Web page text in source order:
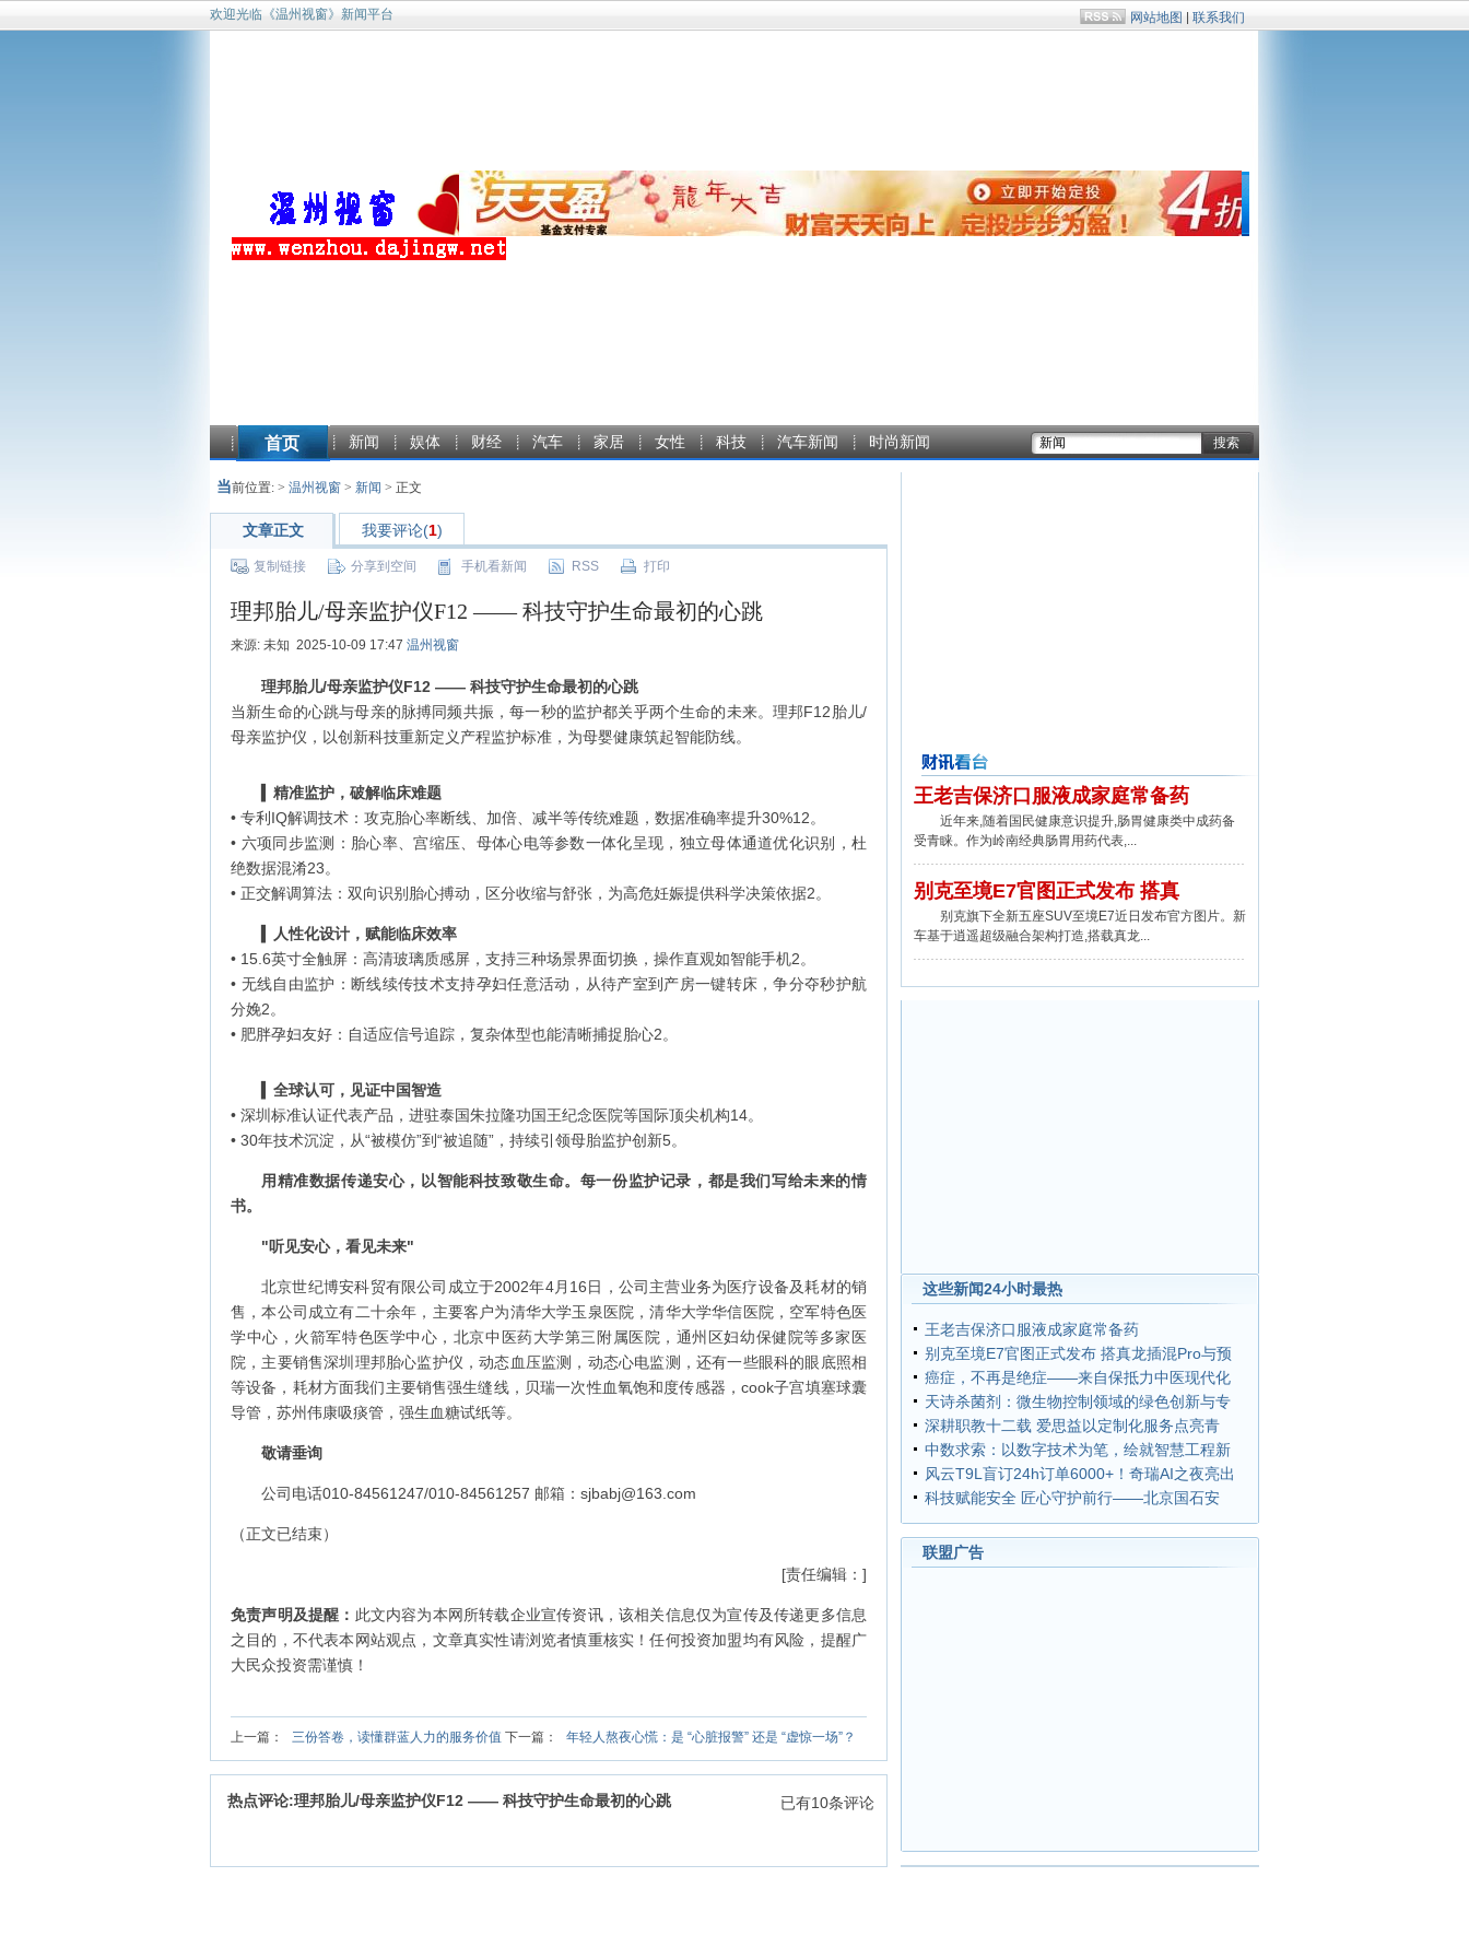
欢迎光临《温州视窗》新闻平台 网站地图 联系我们
首页 新闻 娱体 财经 汽车 家居 女性 科技 汽车新闻 时尚新闻
当前位置: > 温州视窗 > 新闻 > 正文
文章正文 我要评论(1)
复制链接 分享到空间 手机看新闻 RSS 打印
理邦胎儿/母亲监护仪F12 —— 科技守护生命最初的心跳
来源: 未知 2025-10-09 17:47 温州视窗
理邦胎儿/母亲监护仪F12 —— 科技守护生命最初的心跳
当新生命的心跳与母亲的脉搏同频共振，每一秒的监护都关乎两个生命的未来。理邦F12胎儿/
母亲监护仪，以创新科技重新定义产程监护标准，为母婴健康筑起智能防线。
精准监护，破解临床难题
• ‌专利IQ解调技术‌：攻克胎心率断线、加倍、减半等传统难题，数据准确率提升30%‌12。
• ‌六项同步监测‌：胎心率、宫缩压、母体心电等参数一体化呈现，独立母体通道优化识别，杜
绝数据混淆‌23。
• ‌正交解调算法‌：双向识别胎心搏动，区分收缩与舒张，为高危妊娠提供科学决策依据‌2。
人性化设计，赋能临床效率
• ‌15.6英寸全触屏‌：高清玻璃质感屏，支持三种场景界面切换，操作直观如智能手机‌2。
• ‌无线自由监护‌：断线续传技术支持孕妇任意活动，从待产室到产房一键转床，争分夺秒护航
分娩‌2。
• ‌肥胖孕妇友好‌：自适应信号追踪，复杂体型也能清晰捕捉胎心‌2。
全球认可，见证中国智造‌
• 深圳标准认证代表产品，进驻泰国朱拉隆功国王纪念医院等国际顶尖机构‌14。
• 30年技术沉淀，从“被模仿”到“被追随”，持续引领母胎监护创新‌5。
用精准数据传递安心，以智能科技致敬生命。每一份监护记录，都是我们写给未来的情
书。
"听见安心，看见未来"
北京世纪博安科贸有限公司成立于2002年4月16日，公司主营业务为医疗设备及耗材的销
售，本公司成立有二十余年，主要客户为清华大学玉泉医院，清华大学华信医院，空军特色医
学中心，火箭军特色医学中心，北京中医药大学第三附属医院，通州区妇幼保健院等多家医
院，主要销售深圳理邦胎心监护仪，动态血压监测，动态心电监测，还有一些眼科的眼底照相
等设备，耗材方面我们主要销售强生缝线，贝瑞一次性血氧饱和度传感器，cook子宫填塞球囊
导管，苏州伟康吸痰管，强生血糖试纸等。
敬请垂询
公司电话010-84561247/010-84561257 邮箱：sjbabj@163.com
（正文已结束）
[责任编辑：]
免责声明及提醒： 此文内容为本网所转载企业宣传资讯，该相关信息仅为宣传及传递更多信息
之目的，不代表本网站观点，文章真实性请浏览者慎重核实！任何投资加盟均有风险，提醒广
大民众投资需谨慎！
上一篇： 三份答卷，读懂群蓝人力的服务价值 下一篇： 年轻人熬夜心慌：是 “心脏报警” 还是 “虚惊一场”？
热点评论:理邦胎儿/母亲监护仪F12 —— 科技守护生命最初的心跳 已有10条评论
财讯看台
王老吉保济口服液成家庭常备药
近年来,随着国民健康意识提升,肠胃健康类中成药备
受青睐。作为岭南经典肠胃用药代表,...
别克至境E7官图正式发布 搭真
别克旗下全新五座SUV至境E7近日发布官方图片。新
车基于逍遥超级融合架构打造,搭载真龙...
这些新闻24小时最热
王老吉保济口服液成家庭常备药
别克至境E7官图正式发布 搭真龙插混Pro与预
癌症，不再是绝症——来自保抵力中医现代化
天诗杀菌剂：微生物控制领域的绿色创新与专
深耕职教十二载 爱思益以定制化服务点亮青
中数求索：以数字技术为笔，绘就智慧工程新
风云T9L盲订24h订单6000+！奇瑞AI之夜亮出
科技赋能安全 匠心守护前行——北京国石安
联盟广告